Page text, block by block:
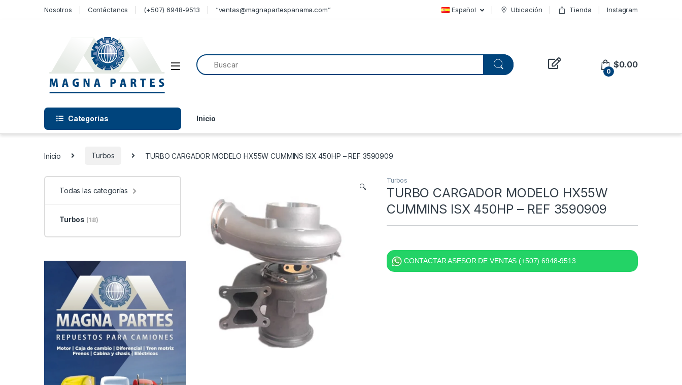
Nosotros Contáctanos (+507) 6948-9513 “ventas@magnapartespanama.com” Español Ubicación Tienda Instagram
0
$0.00
Categorías Inicio
Inicio Turbos TURBO CARGADOR MODELO HX55W CUMMINS ISX 450HP – REF 3590909
🔍
Turbos
TURBO CARGADOR MODELO HX55W
CUMMINS ISX 450HP – REF 3590909
CONTACTAR ASESOR DE VENTAS (+507) 6948-9513
Todas las categorías
Turbos (18)